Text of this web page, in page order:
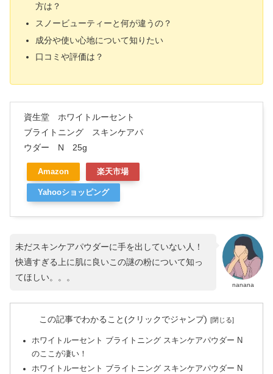
方は？
スノービューティーと何が違うの？
成分や使い心地について知りたい
口コミや評価は？
資生堂 ホワイトルーセント
ブライトニング スキンケアパ
ウダー N 25g
Amazon 楽天市場
Yahooショッピング
nanana
未だスキンケアパウダーに手を出していない人！
快適すぎる上に肌に良いこの謎の粉について知っ
てほしい。。。
この記事でわかること(クリックでジャンプ)
ホワイトルーセント ブライトニング スキンケアパウダー N
のここが凄い！
ホワイトルーセント ブライトニング スキンケアパウダー N